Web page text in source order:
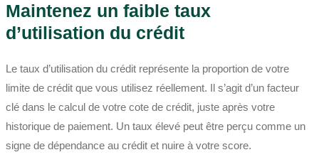
Maintenez un faible taux
d’utilisation du crédit
Le taux d’utilisation du crédit représente la proportion de votre
limite de crédit que vous utilisez réellement. Il s’agit d’un facteur
clé dans le calcul de votre cote de crédit, juste après votre
historique de paiement. Un taux élevé peut être perçu comme un
signe de dépendance au crédit et nuire à votre score.